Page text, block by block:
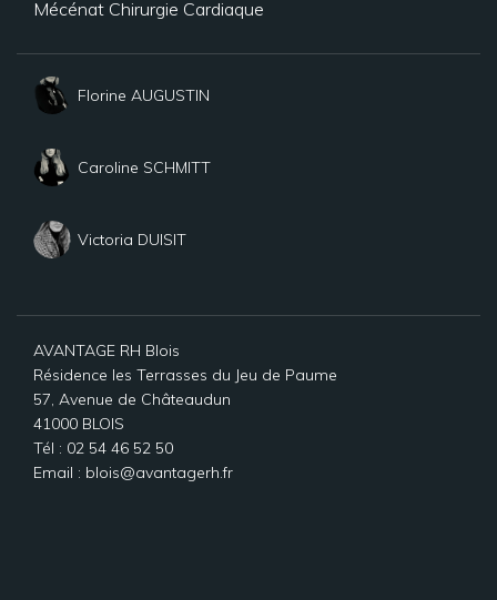
Mécénat Chirurgie Cardiaque
Florine AUGUSTIN
Caroline SCHMITT
Victoria DUISIT
AVANTAGE RH Blois
Résidence les Terrasses du Jeu de Paume
57, Avenue de Châteaudun
41000 BLOIS
Tél : 02 54 46 52 50
Email : blois@avantagerh.fr